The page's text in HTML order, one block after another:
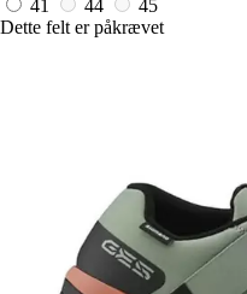
41 44
45
Dette felt er påkrævet